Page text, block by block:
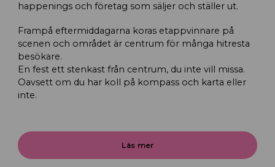
happenings och företag som säljer och ställer ut.
Frampå eftermiddagarna koras etappvinnare på
scenen och området är centrum för många hitresta
besökare.
En fest ett stenkast från centrum, du inte vill missa.
Oavsett om du har koll på kompass och karta eller
inte.
Läs mer